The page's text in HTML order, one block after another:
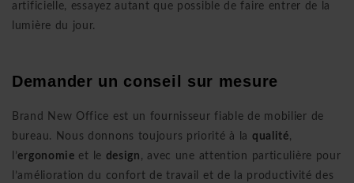
artificielle, essayez autant que possible de faire entrer de la
lumière du jour.
Demander un conseil sur mesure
Brand New Office est un fournisseur fiable de mobilier de
bureau. Nous donnons toujours priorité à la qualité,
l’ergonomie et le design , avec une attention particulière pour
l’amélioration du confort de travail et de la productivité des